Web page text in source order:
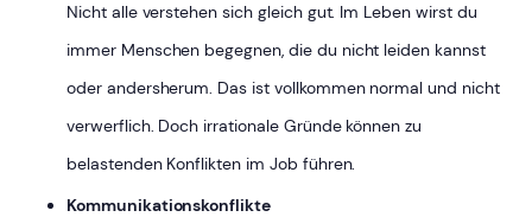
Nicht alle verstehen sich gleich gut. Im Leben wirst du
immer Menschen begegnen, die du nicht leiden kannst
oder andersherum. Das ist vollkommen normal und nicht
verwerflich. Doch irrationale Gründe können zu
belastenden Konflikten im Job führen.
Kommunikationskonflikte